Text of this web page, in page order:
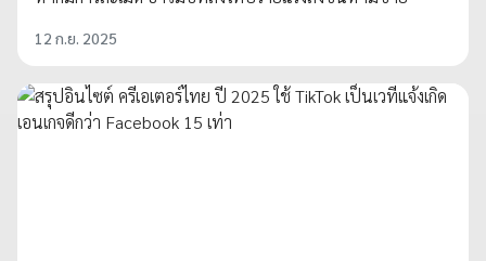
12 ก.ย. 2025